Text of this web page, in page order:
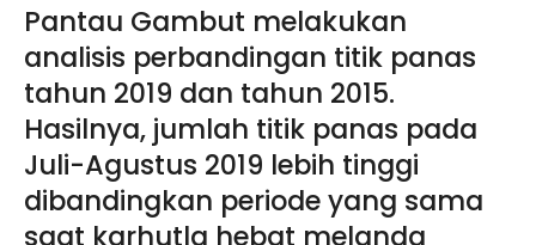
Pantau Gambut melakukan
analisis perbandingan titik panas
tahun 2019 dan tahun 2015.
Hasilnya, jumlah titik panas pada
Juli-Agustus 2019 lebih tinggi
dibandingkan periode yang sama
saat karhutla hebat melanda